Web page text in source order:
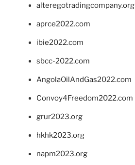
alteregotradingcompany.org
aprce2022.com
ibie2022.com
sbcc-2022.com
AngolaOilAndGas2022.com
Convoy4Freedom2022.com
grur2023.org
hkhk2023.org
napm2023.org